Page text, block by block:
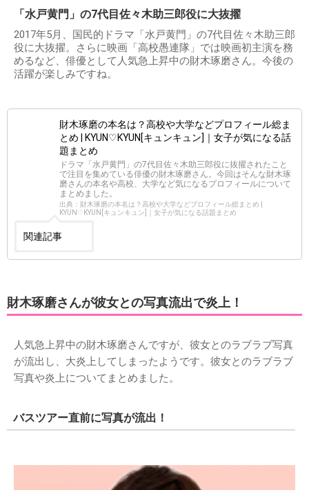
「水戸黄門」の7代目佐々木助三郎役に大抜擢
2017年5月、国民的ドラマ「水戸黄門」の7代目佐々木助三郎
役に大抜擢。さらに映画「高校愚連隊」では映画初主演を務
めるなど、俳優として人気急上昇中の財木琢磨さん。今後の
活躍が楽しみですね。
財木琢磨の本名は？高校や大学などプロフィール総ま
とめ | KYUN♡KYUN[キュンキュン]｜女子が気になる話
題まとめ
ドラマ「水戸黄門」の7代目佐々木助三郎役に抜擢されたこと
で注目を集めている俳優の財木琢磨さん。今回はそんな財木琢
磨さんの本名や高校、大学など気になるプロフィールについて
まとめました。
出典：財木琢磨の本名は？高校や大学などプロフィール総まとめ |
KYUN♡KYUN[キュンキュン]｜女子が気になる話題まとめ
関連記事
財木琢磨さんが彼女との写真流出で炎上！
人気急上昇中の財木琢磨さんですが、彼女とのラブラブ写真
が流出し、大炎上してしまったようです。彼女とのラブラブ
写真や炎上についてまとめました。
バスツアー直前に写真が流出！